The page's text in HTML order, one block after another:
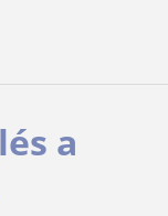
a